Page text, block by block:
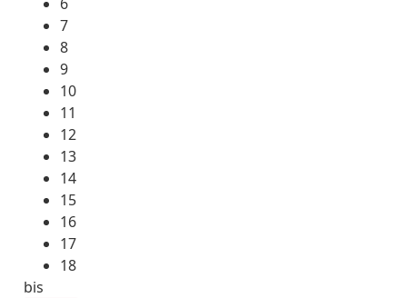
7
8
9
10
11
12
13
14
15
16
17
18
bis